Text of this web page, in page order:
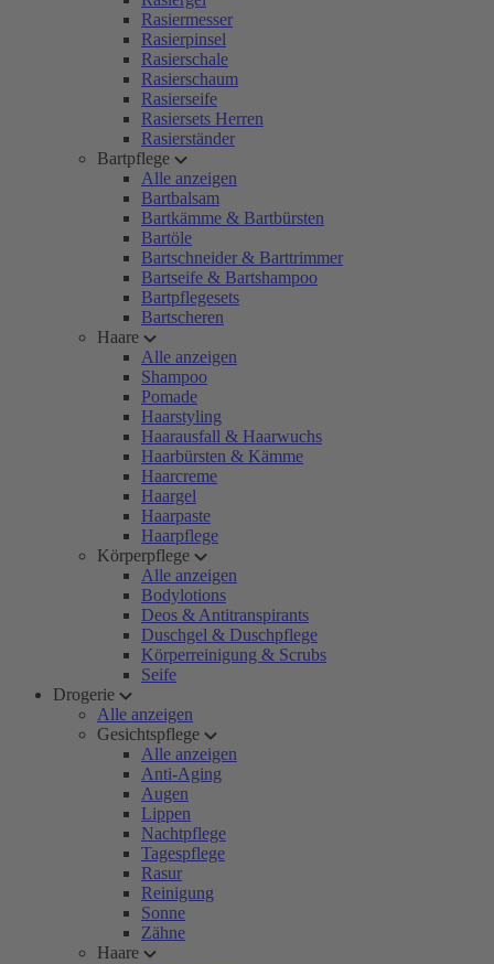
Rasiermesser
Rasierpinsel
Rasierschale
Rasierschaum
Rasierseife
Rasiersets Herren
Rasierständer
Bartpflege
Alle anzeigen
Bartbalsam
Bartkämme & Bartbürsten
Bartöle
Bartschneider & Barttrimmer
Bartseife & Bartshampoo
Bartpflegesets
Bartscheren
Haare
Alle anzeigen
Shampoo
Pomade
Haarstyling
Haarausfall & Haarwuchs
Haarbürsten & Kämme
Haarcreme
Haargel
Haarpaste
Haarpflege
Körperpflege
Alle anzeigen
Bodylotions
Deos & Antitranspirants
Duschgel & Duschpflege
Körperreinigung & Scrubs
Seife
Drogerie
Alle anzeigen
Gesichtspflege
Alle anzeigen
Anti-Aging
Augen
Lippen
Nachtpflege
Tagespflege
Rasur
Reinigung
Sonne
Zähne
Haare